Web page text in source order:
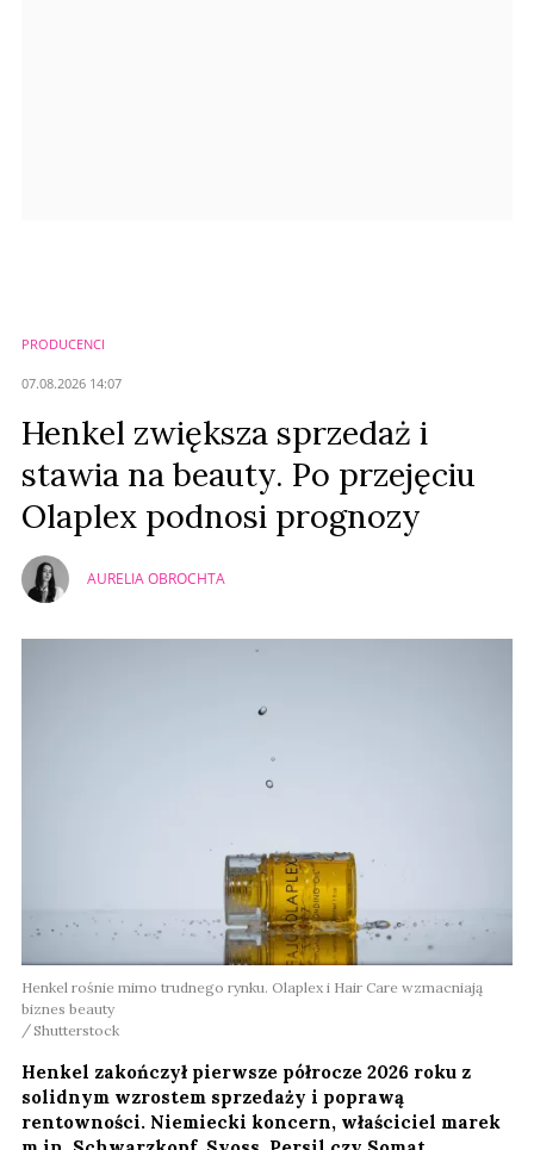
PRODUCENCI
07.08.2026 14:07
Henkel zwiększa sprzedaż i
stawia na beauty. Po przejęciu
Olaplex podnosi prognozy
AURELIA OBROCHTA
Henkel rośnie mimo trudnego rynku. Olaplex i Hair Care wzmacniają
biznes beauty
Shutterstock
Henkel zakończył pierwsze półrocze 2026 roku z
solidnym wzrostem sprzedaży i poprawą
rentowności. Niemiecki koncern, właściciel marek